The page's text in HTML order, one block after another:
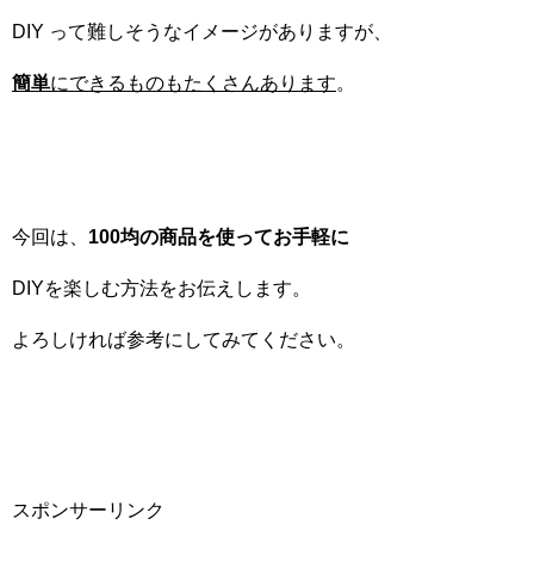
DIY って難しそうなイメージがありますが、
簡単にできるものもたくさんあります。
今回は、 100均の商品を使ってお手軽に
DIYを楽しむ方法をお伝えします。
よろしければ参考にしてみてください。
スポンサーリンク